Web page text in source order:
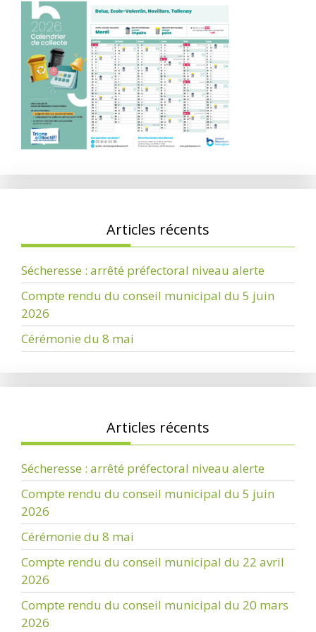
Articles récents
Sécheresse : arrêté préfectoral niveau alerte
Compte rendu du conseil municipal du 5 juin
2026
Cérémonie du 8 mai
Articles récents
Sécheresse : arrêté préfectoral niveau alerte
Compte rendu du conseil municipal du 5 juin
2026
Cérémonie du 8 mai
Compte rendu du conseil municipal du 22 avril
2026
Compte rendu du conseil municipal du 20 mars
2026